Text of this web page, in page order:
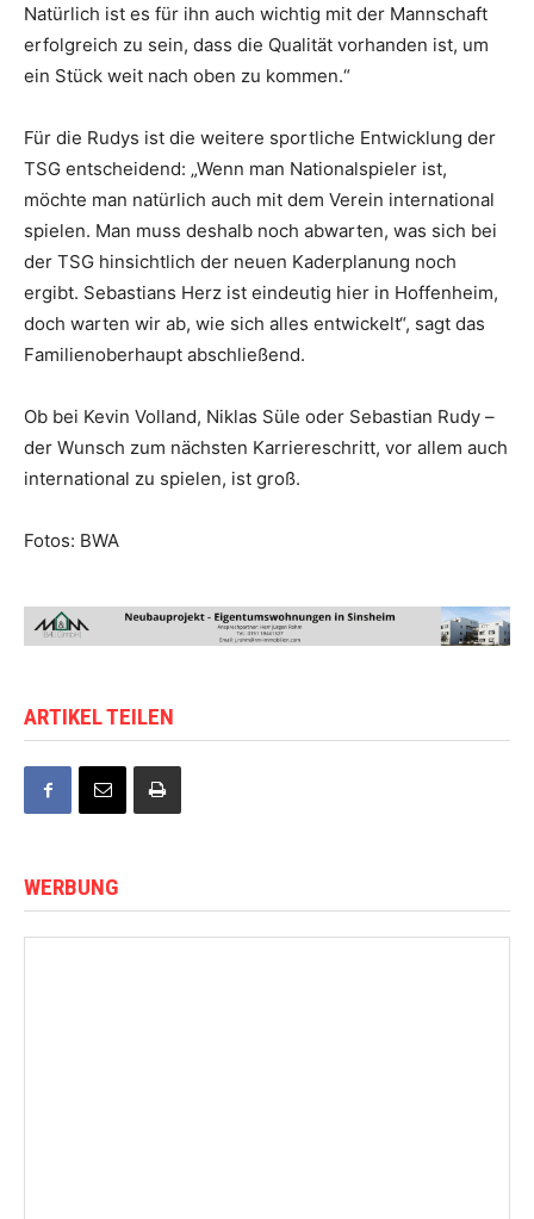
Natürlich ist es für ihn auch wichtig mit der Mannschaft
erfolgreich zu sein, dass die Qualität vorhanden ist, um
ein Stück weit nach oben zu kommen.“
Für die Rudys ist die weitere sportliche Entwicklung der
TSG entscheidend: „Wenn man Nationalspieler ist,
möchte man natürlich auch mit dem Verein international
spielen. Man muss deshalb noch abwarten, was sich bei
der TSG hinsichtlich der neuen Kaderplanung noch
ergibt. Sebastians Herz ist eindeutig hier in Hoffenheim,
doch warten wir ab, wie sich alles entwickelt“, sagt das
Familienoberhaupt abschließend.
Ob bei Kevin Volland, Niklas Süle oder Sebastian Rudy –
der Wunsch zum nächsten Karriereschritt, vor allem auch
international zu spielen, ist groß.
Fotos: BWA
ARTIKEL TEILEN
WERBUNG